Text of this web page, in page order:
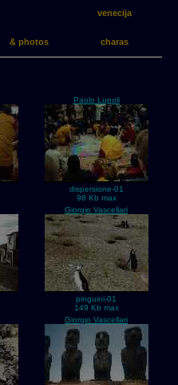
venecija
& photos charas
Paolo Lupoli
dispersione-01
98 Kb max
Giorgio Vascellari
pinguini-01
149 Kb max
Giorgio Vascellari